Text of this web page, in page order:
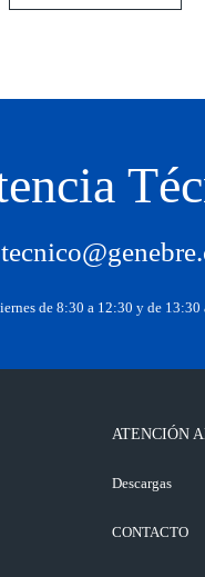
de 8:30 a 12:30 y de 13:30
ATENCIÓN
Descargas
CONTACTO